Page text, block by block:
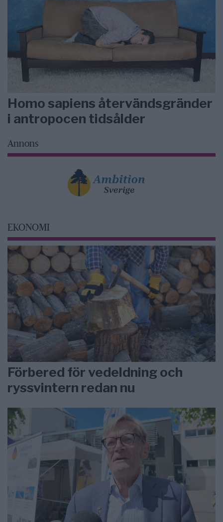
Homo sapiens återvändsgränder
i antropocen tidsålder
Annons
EKONOMI
Förbered för vedeldning och
ryssvintern redan nu